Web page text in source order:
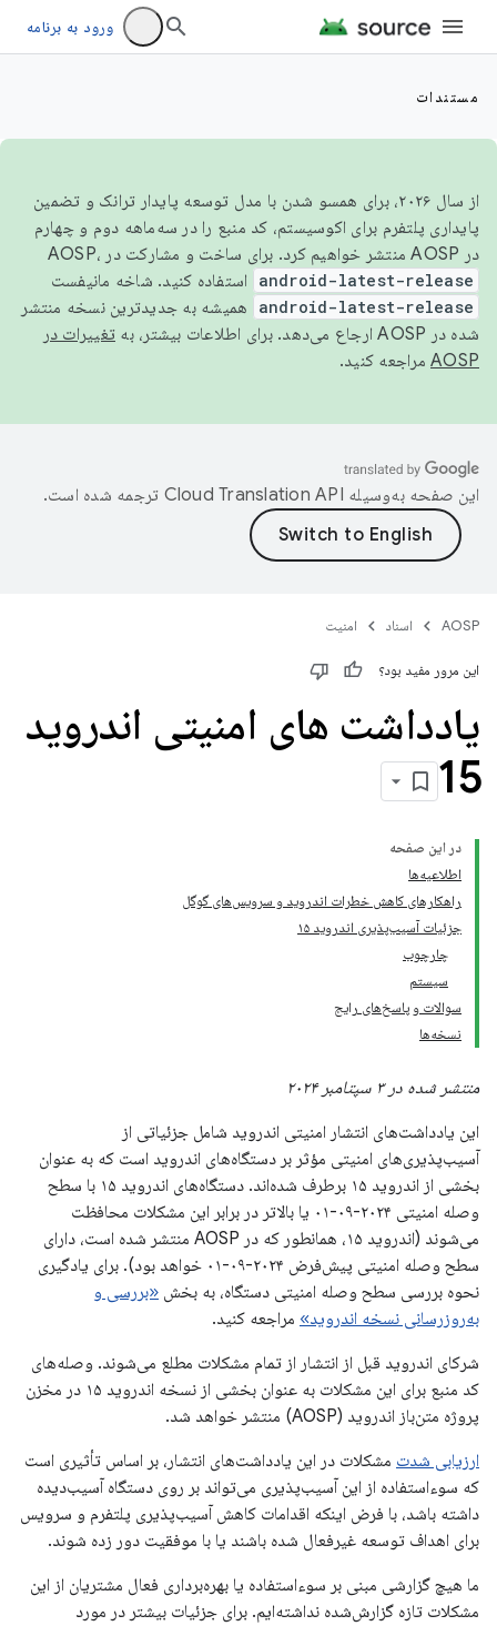
ورود به برنامه
مستندات
از سال ۲۰۲۶، برای همسو شدن با مدل توسعه پایدار ترانک و تضمین
پایداری پلتفرم برای اکوسیستم، کد منبع را در سه‌ماهه دوم و چهارم
در AOSP منتشر خواهیم کرد. برای ساخت و مشارکت در AOSP،
android-latest-release استفاده کنید. شاخه مانیفست
android-latest-release
همیشه به جدیدترین نسخه منتشر
شده در AOSP ارجاع می‌دهد. برای اطلاعات بیشتر، به
تغییرات در
AOSP مراجعه کنید.
این صفحه به‌وسیله ترجمه شده است.
AOSP اسناد امنیت
این مرور مفید بود؟
یادداشت های امنیتی اندروید
15
در این صفحه
اطلاعیه‌ها
راهکارهای کاهش خطرات اندروید و سرویس‌های گوگل
جزئیات آسیب‌پذیری اندروید ۱۵
چارچوب
سیستم
سوالات و پاسخ‌های رایج
نسخه‌ها
منتشر شده در ۳ سپتامبر ۲۰۲۴
این یادداشت‌های انتشار امنیتی اندروید شامل جزئیاتی از
آسیب‌پذیری‌های امنیتی مؤثر بر دستگاه‌های اندروید است که به عنوان
بخشی از اندروید ۱۵ برطرف شده‌اند. دستگاه‌های اندروید ۱۵ با سطح
وصله امنیتی ۲۰۲۴-۰۹-۰۱ یا بالاتر در برابر این مشکلات محافظت
می‌شوند (اندروید ۱۵، همانطور که در AOSP منتشر شده است، دارای
سطح وصله امنیتی پیش‌فرض ۲۰۲۴-۰۹-۰۱ خواهد بود). برای یادگیری
نحوه بررسی سطح وصله امنیتی دستگاه، به بخش «بررسی و
به‌روزرسانی نسخه اندروید» مراجعه کنید.
شرکای اندروید قبل از انتشار از تمام مشکلات مطلع می‌شوند. وصله‌های
کد منبع برای این مشکلات به عنوان بخشی از نسخه اندروید ۱۵ در مخزن
پروژه متن‌باز اندروید (AOSP) منتشر خواهد شد.
ارزیابی شدت مشکلات در این یادداشت‌های انتشار، بر اساس تأثیری است
که سوءاستفاده از این آسیب‌پذیری می‌تواند بر روی دستگاه آسیب‌دیده
داشته باشد، با فرض اینکه اقدامات کاهش آسیب‌پذیری پلتفرم و سرویس
برای اهداف توسعه غیرفعال شده باشند یا با موفقیت دور زده شوند.
ما هیچ گزارشی مبنی بر سوءاستفاده یا بهره‌برداری فعال مشتریان از این
مشکلات تازه گزارش‌شده نداشته‌ایم. برای جزئیات بیشتر در مورد